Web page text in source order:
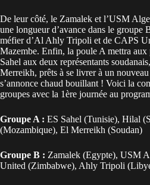
De leur côté, le Zamalek et l’USM
une longueur d’avance dans le groupe
méfier d’Al Ahly Tripoli et de CAPS
Mazembe. Enfin, la poule A mettra aux
Sahel aux deux représentants
Merreikh, prêts à se livrer à un
s’annonce chaud bouillant ! Voici la
groupes avec la 1ère journée au
Groupe A : ES Sahel (Tunisie), Hilal
(Mozambique), El Merreikh (Soudan)
Groupe B : Zamalek (Egypte), USM
United (Zimbabwe), Ahly Tripoli